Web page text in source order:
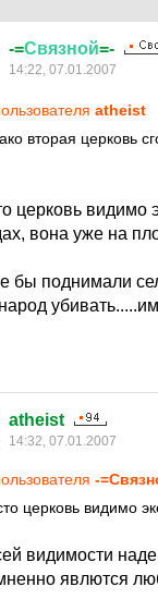
-=Связной=-
14:22, 07.01.2007
atheist
вторая церковь
церковь видимо
вона уже на
бы поднимали
atheist
14:32, 07.01.2007
-
церковь видимо
видимости
явлются